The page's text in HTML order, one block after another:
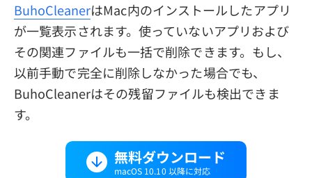
BuhoCleanerはMac内のインストールしたアプリ
が一覧表示されます。使っていないアプリおよび
その関連ファイルも一括で削除できます。もし、
以前手動で完全に削除しなかった場合でも、
BuhoCleanerはその残留ファイルも検出できま
す。
無料ダウンロード
macOS 10.10 以降に対応